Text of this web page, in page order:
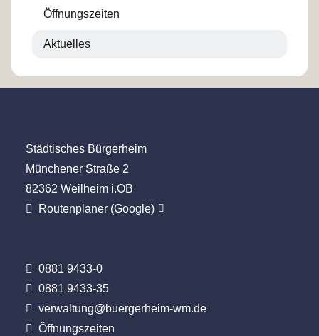
Öffnungszeiten
Aktuelles
Städtisches Bürgerheim
Münchener Straße 2
82362 Weilheim i.OB
Routenplaner (Google)
Telefonnummer:
0881 9433-0
Faxnummer:
0881 9433-35
E-
Mail:
verwaltung@buergerheim-wm.de
Öffnungszeiten